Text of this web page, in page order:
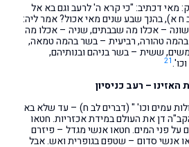
מאי דכתיב: "כי קרא ה' לרעב וגם בא אל
א), בהנך שבע שנים מאי אכול? אמר ליה:
– אכלו מה שבבתים, שניה – אכלו מה
טהורה, רביעית – בשר בהמה טמאה,
ששית – בשר בניהם ובנותיהם,
21
– רעב כניסיון
עמים וכו' " (דברים לב ח) – עד שלא בא
דן את העולם במידת אכזריות. חטאו
על פני המים. חטאו אנשי מגדל – פיזרם
אנשי סדום – שטפם בגופרית ואש. אבל